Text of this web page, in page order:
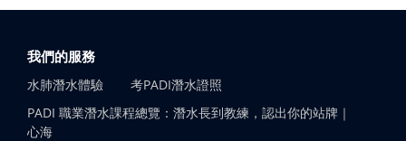
我們的服務
水肺潛水體驗
考PADI潛水證照
PADI 職業潛水課程總覽：潛水長到教練，認出你的站牌｜
心海